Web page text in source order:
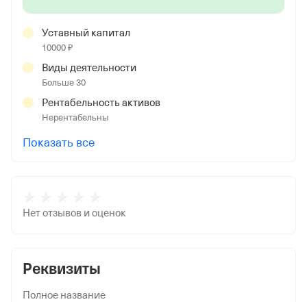
Реквизиты
Полное название
Уставный капитал
10000 ₽
Виды деятельности
Больше 30
Рентабельность активов
Нерентабельны
Показать все
Нет отзывов и оценок